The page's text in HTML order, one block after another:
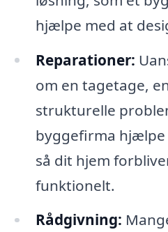
hjælpe med at
Reparationer:
om en tagetage,
strukturelle
byggefirma
så dit hjem
funktionelt.
Rådgivning: